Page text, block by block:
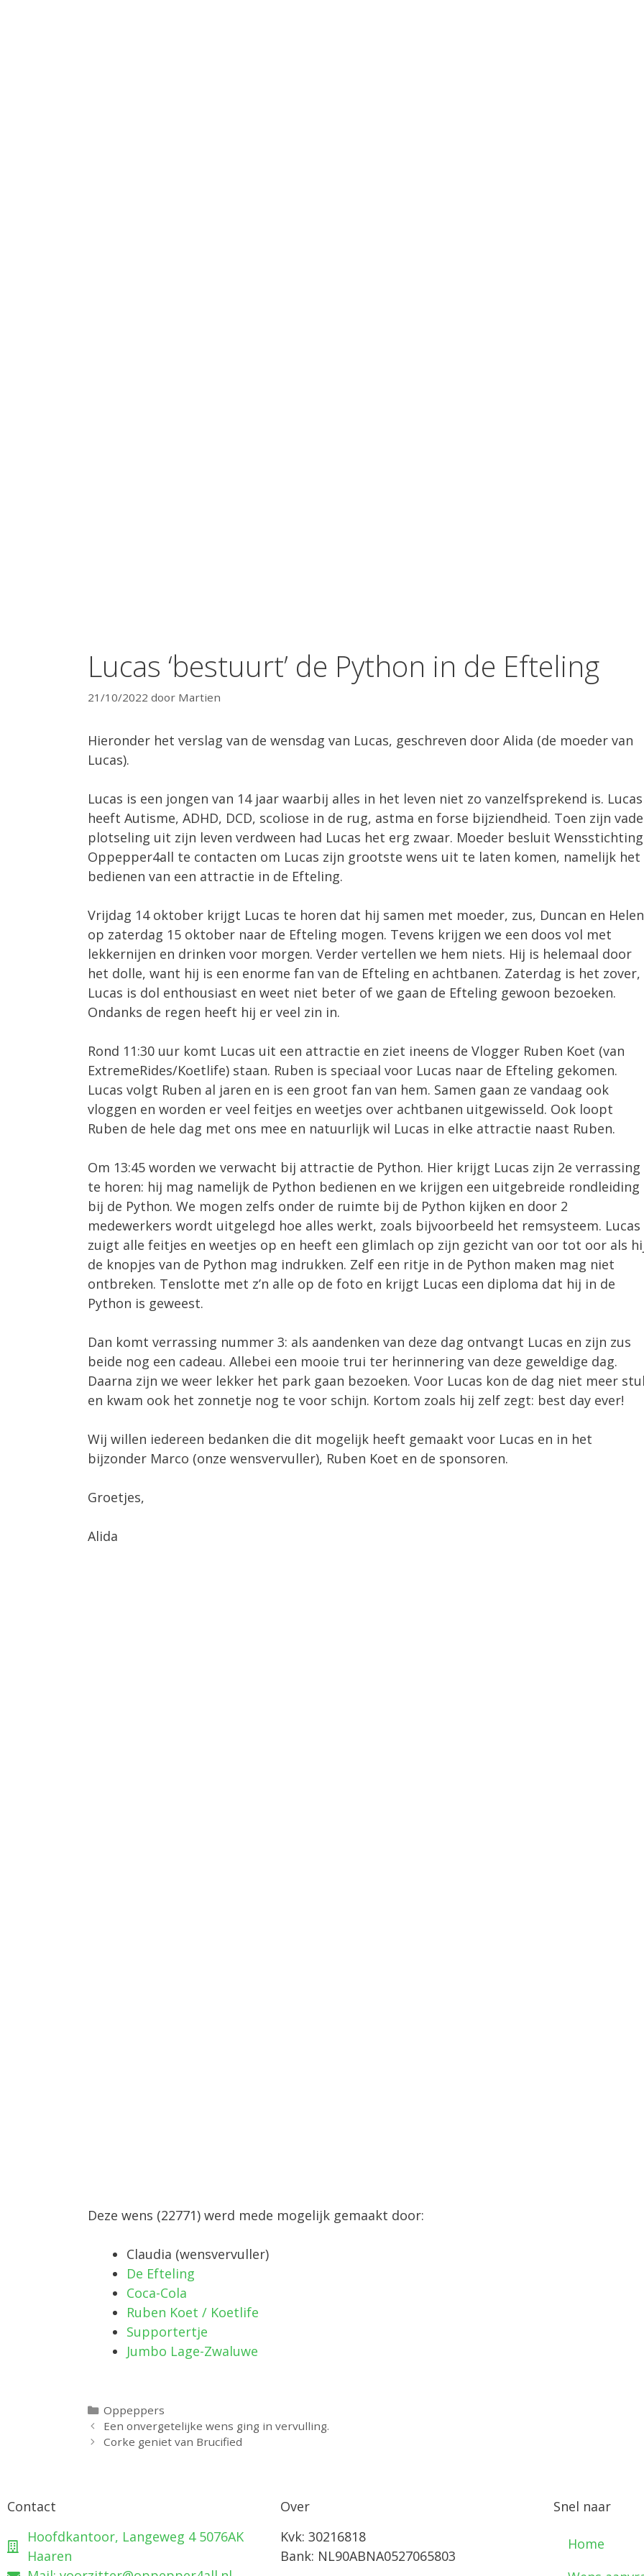
Lucas ‘bestuurt’ de Python in de Efteling
21/10/2022 door Martien
Hieronder het verslag van de wensdag van Lucas, geschreven door Alida (de moeder van
Lucas).
Lucas is een jongen van 14 jaar waarbij alles in het leven niet zo vanzelfsprekend is. Lucas
heeft Autisme, ADHD, DCD, scoliose in de rug, astma en forse bijziendheid. Toen zijn
plotseling uit zijn leven verdween had Lucas het erg zwaar. Moeder besluit Wensstichting
Oppepper4all te contacten om Lucas zijn grootste wens uit te laten komen, namelijk het
bedienen van een attractie in de Efteling.
Vrijdag 14 oktober krijgt Lucas te horen dat hij samen met moeder, zus, Duncan en Helen
op zaterdag 15 oktober naar de Efteling mogen. Tevens krijgen we een doos vol met
lekkernijen en drinken voor morgen. Verder vertellen we hem niets. Hij is helemaal door
het dolle, want hij is een enorme fan van de Efteling en achtbanen. Zaterdag is het zover,
Lucas is dol enthousiast en weet niet beter of we gaan de Efteling gewoon bezoeken.
Ondanks de regen heeft hij er veel zin in.
Rond 11:30 uur komt Lucas uit een attractie en ziet ineens de Vlogger Ruben Koet (van
ExtremeRides/Koetlife) staan. Ruben is speciaal voor Lucas naar de Efteling gekomen.
Lucas volgt Ruben al jaren en is een groot fan van hem. Samen gaan ze vandaag ook
vloggen en worden er veel feitjes en weetjes over achtbanen uitgewisseld. Ook loopt
Ruben de hele dag met ons mee en natuurlijk wil Lucas in elke attractie naast Ruben.
Om 13:45 worden we verwacht bij attractie de Python. Hier krijgt Lucas zijn 2e verrassing
te horen: hij mag namelijk de Python bedienen en we krijgen een uitgebreide rondleiding
bij de Python. We mogen zelfs onder de ruimte bij de Python kijken en door 2
medewerkers wordt uitgelegd hoe alles werkt, zoals bijvoorbeeld het remsysteem. Lucas
zuigt alle feitjes en weetjes op en heeft een glimlach op zijn gezicht van oor tot oor als
de knopjes van de Python mag indrukken. Zelf een ritje in de Python maken mag niet
ontbreken. Tenslotte met z’n alle op de foto en krijgt Lucas een diploma dat hij in de
Python is geweest.
Dan komt verrassing nummer 3: als aandenken van deze dag ontvangt Lucas en zijn zus
beide nog een cadeau. Allebei een mooie trui ter herinnering van deze geweldige dag.
Daarna zijn we weer lekker het park gaan bezoeken. Voor Lucas kon de dag niet meer
en kwam ook het zonnetje nog te voor schijn. Kortom zoals hij zelf zegt: best day ever!
Wij willen iedereen bedanken die dit mogelijk heeft gemaakt voor Lucas en in het
bijzonder Marco (onze wensvervuller), Ruben Koet en de sponsoren.
Groetjes,
Alida
Deze wens (22771) werd mede mogelijk gemaakt door:
Claudia (wensvervuller)
De Efteling
Coca-Cola
Ruben Koet / Koetlife
Supportertje
Jumbo Lage-Zwaluwe
Oppeppers
Een onvergetelijke wens ging in vervulling.
Corke geniet van Brucified
Contact
Hoofdkantoor, Langeweg 4 5076AK
Haaren
Over
Kvk: 30216818
Bank: NL90ABNA0527065803
Snel naar
Home